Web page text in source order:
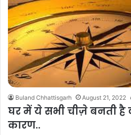
Buland Chhattisgarh August 21, 2022
घर में ये सभी चीज़े बनती है
कारण..